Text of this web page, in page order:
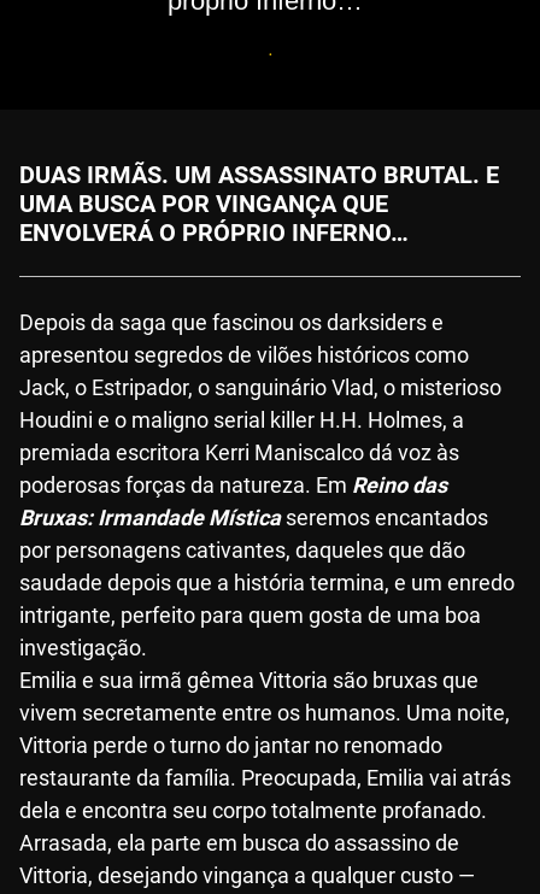
.
DUAS IRMÃS. UM ASSASSINATO BRUTAL. E
UMA BUSCA POR VINGANÇA QUE
ENVOLVERÁ O PRÓPRIO INFERNO…
Depois da saga que fascinou os darksiders e
apresentou segredos de vilões históricos como
Jack, o Estripador, o sanguinário Vlad, o misterioso
Houdini e o maligno serial killer H.H. Holmes, a
premiada escritora Kerri Maniscalco dá voz às
poderosas forças da natureza. Em Reino das
Bruxas: Irmandade Místicaseremos encantados
por personagens cativantes, daqueles que dão
saudade depois que a história termina, e um enredo
intrigante, perfeito para quem gosta de uma boa
investigação.
Emilia e sua irmã gêmea Vittoria são bruxas que
vivem secretamente entre os humanos. Uma noite,
Vittoria perde o turno do jantar no renomado
restaurante da família. Preocupada, Emilia vai atrás
dela e encontra seu corpo totalmente profanado.
Arrasada, ela parte em busca do assassino de
Vittoria, desejando vingança a qualquer custo —